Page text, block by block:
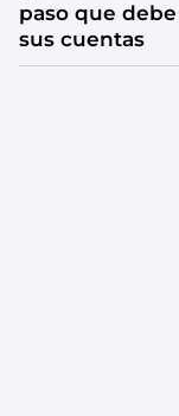
paso que
sus cuentas